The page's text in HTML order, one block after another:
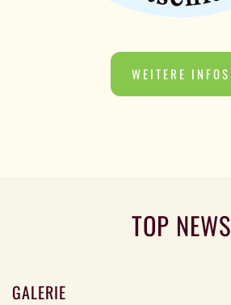
WEITERE INFOS
TOP NEWS
GALERIE